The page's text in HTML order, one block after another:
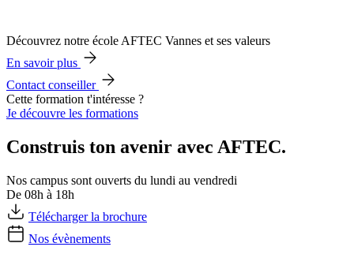
Découvrez notre école AFTEC Vannes et ses valeurs
En savoir plus
Contact conseiller
Cette formation t'intéresse ?
Je découvre les formations
Construis ton avenir avec AFTEC.
Nos campus sont ouverts du lundi au vendredi
De 08h à 18h
Télécharger la brochure
Nos évènements